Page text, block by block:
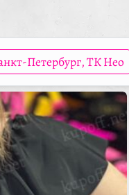
Петербург, ТК Нео